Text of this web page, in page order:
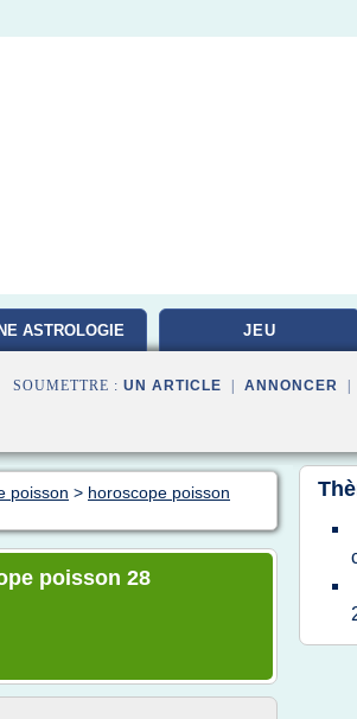
ASTROLOGIE JEU
SOUMETTRE : UN ARTICLE ANNONCER
poisson > horoscope poisson
poisson 28